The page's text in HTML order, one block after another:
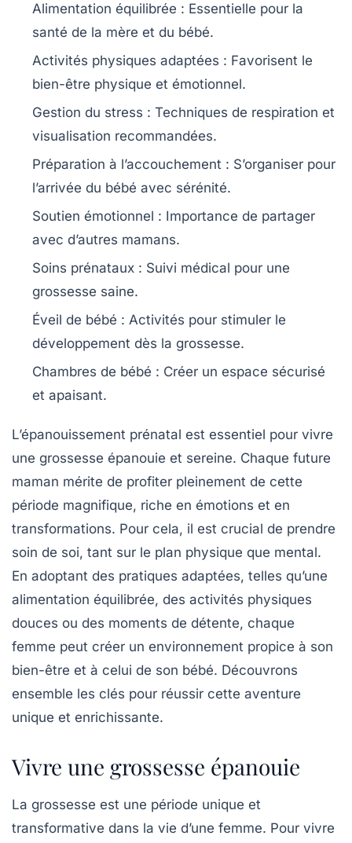
Alimentation équilibrée : Essentielle pour la
santé de la mère et du bébé.
Activités physiques adaptées : Favorisent le
bien-être physique et émotionnel.
Gestion du stress : Techniques de respiration et
visualisation recommandées.
Préparation à l’accouchement : S’organiser pour
l’arrivée du bébé avec sérénité.
Soutien émotionnel : Importance de partager
avec d’autres mamans.
Soins prénataux : Suivi médical pour une
grossesse saine.
Éveil de bébé : Activités pour stimuler le
développement dès la grossesse.
Chambres de bébé : Créer un espace sécurisé
et apaisant.
L’épanouissement prénatal est essentiel pour vivre
une grossesse épanouie et sereine. Chaque future
maman mérite de profiter pleinement de cette
période magnifique, riche en émotions et en
transformations. Pour cela, il est crucial de prendre
soin de soi, tant sur le plan physique que mental.
En adoptant des pratiques adaptées, telles qu’une
alimentation équilibrée, des activités physiques
douces ou des moments de détente, chaque
femme peut créer un environnement propice à son
bien-être et à celui de son bébé. Découvrons
ensemble les clés pour réussir cette aventure
unique et enrichissante.
Vivre une grossesse épanouie
La grossesse est une période unique et
transformative dans la vie d’une femme. Pour vivre